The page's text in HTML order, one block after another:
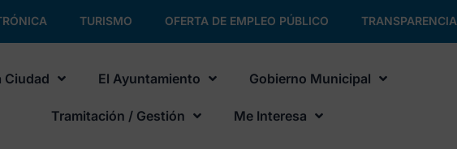
TURISMO OFERTA DE EMPLEO PÚBLICO TRANSPARENCIA
Ciudad El Ayuntamiento Gobierno Municipal
Tramitación / Gestión Me Interesa